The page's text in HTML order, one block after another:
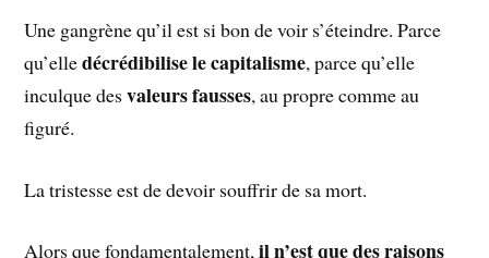
Une gangrène qu’il est si bon de voir s’éteindre. Parce
qu’elledécrédibilise le capitalisme, parce qu’elle
inculque desvaleurs fausses, au propre comme au
figuré.
La tristesse est de devoir souffrir de sa mort.
Alors que fondamentalement,il n’est que des raisons